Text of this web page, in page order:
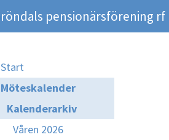
pensionärsförening rf
Start
Möteskalender
Kalenderarkiv
Våren 2026